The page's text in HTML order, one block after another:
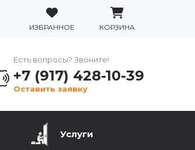
ИЗБРАННОЕ КОРЗИНА
Есть вопросы? Звоните!
+7 (917) 428-10-39
Оставить заявку
Услуги